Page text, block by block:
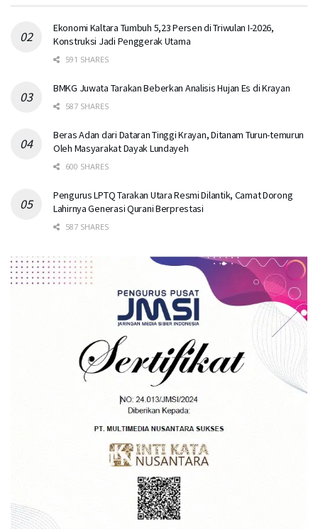
Ekonomi Kaltara Tumbuh 5,23 Persen di Triwulan I-2026,
Konstruksi Jadi Penggerak Utama
591 SHARES
BMKG Juwata Tarakan Beberkan Analisis Hujan Es di Krayan
587 SHARES
Beras Adan dari Dataran Tinggi Krayan, Ditanam Turun-temurun
Oleh Masyarakat Dayak Lundayeh
600 SHARES
Pengurus LPTQ Tarakan Utara Resmi Dilantik, Camat Dorong
Lahirnya Generasi Qurani Berprestasi
587 SHARES